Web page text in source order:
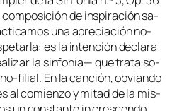
com­po­si­ción de ins­pi­ra­ción sa­
una apre­cia­ción no-
es la in­ten­ción de­cla­ra
la sin­fo­nía— que tra­ta so­
filial. En la can­ción, ob­vian­do
al co­mien­zo y mi­tad de la mis­